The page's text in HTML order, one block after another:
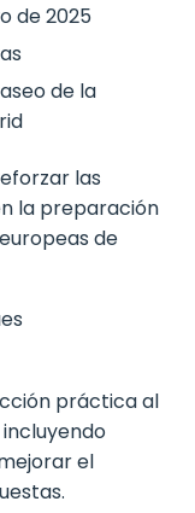
de 2025
de la
las
la preparación
de
práctica al
el